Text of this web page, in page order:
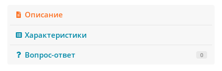
Описание
Характеристики
Вопрос-ответ
0